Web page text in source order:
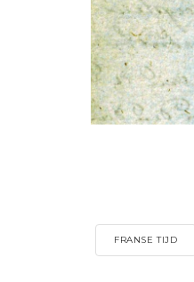
FRANSE TIJD